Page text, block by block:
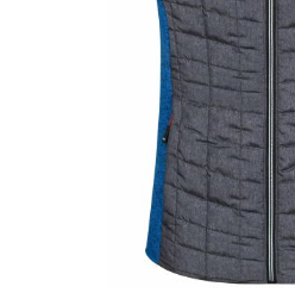
Business trolleys
Documententassen
Laptophoezen & -tassen
Wellness Giftsets